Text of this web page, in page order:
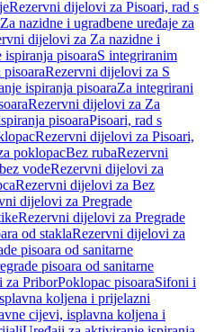
Rezervni dijelovi za Pisoari, rad s
Za nazidne i ugradbene uređaje za
dijelovi za Za nazidne i
ispiranja pisoaraS integriranim
Rezervni dijelovi za S
ispiranja pisoaraZa integrirani
Rezervni dijelovi za Za
pisoaraPisoari, rad s
Rezervni dijelovi za Pisoari,
poklopacBez rubaRezervni
vodeRezervni dijelovi za
Rezervni dijelovi za Bez
dijelovi za Pregrade
Rezervni dijelovi za Pregrade
od staklaRezervni dijelovi za
pisoara od sanitarne
pisoara od sanitarne
za PriborPoklopac pisoaraSifoni i
koljena i prijelazni
cijevi, isplavna koljena i